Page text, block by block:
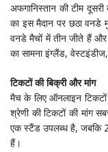
अफगानिस्तान की टीम
का इस मैदान पर छठा वनडे
वनडे मैचों में तीन जीते हैं और
का सामना इंग्लैंड,
टिकटों की बिक्री और मांग
मैच के लिए ऑनलाइन
श्रेणी की टिकटों की मांग
एक स्टैंड उपलब्ध है, जबकि
हैं।